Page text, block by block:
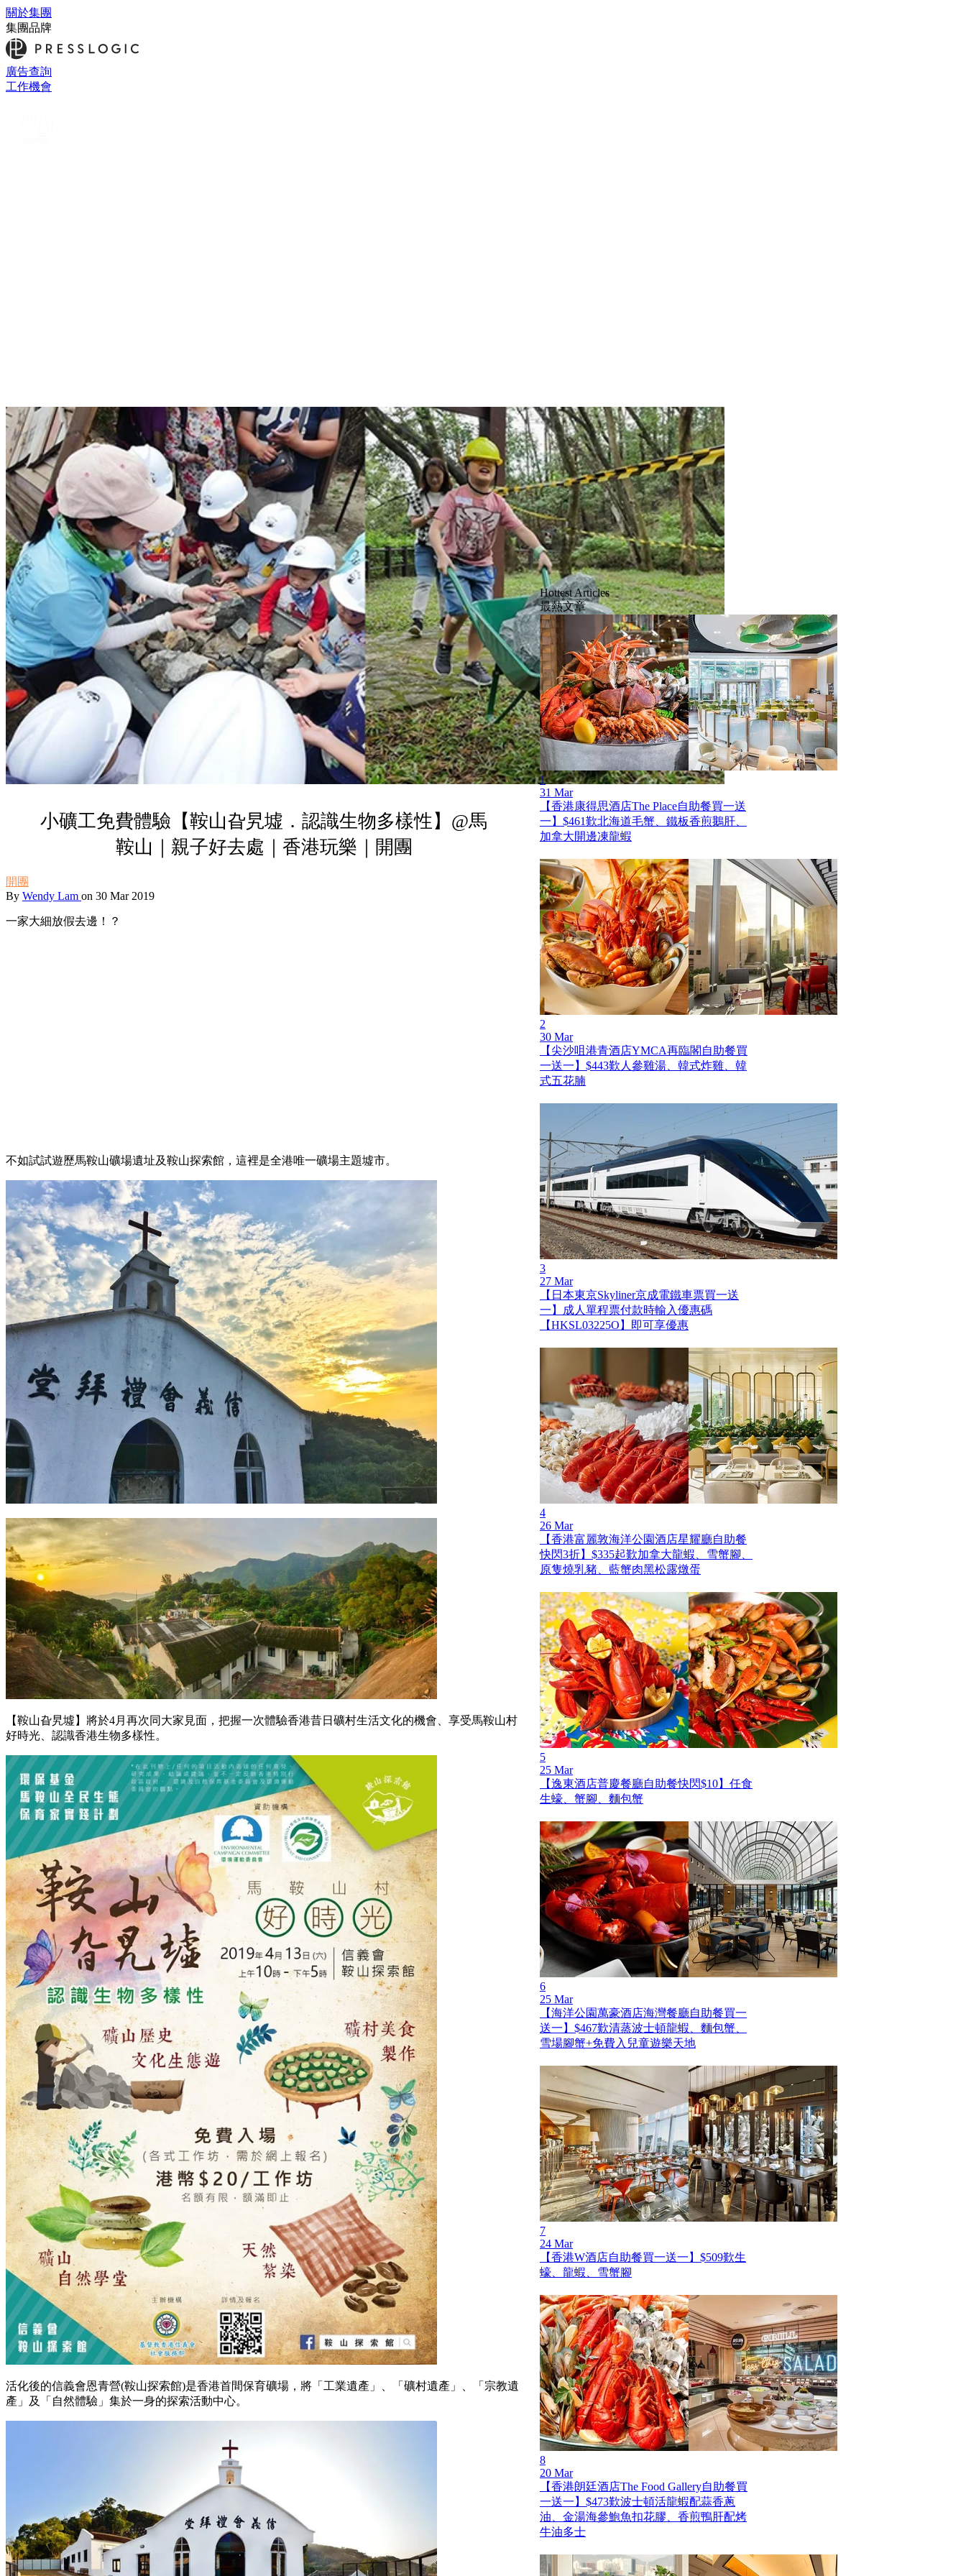
關於集團
集團品牌
廣告查詢
工作機會
小礦工免費體驗【鞍山旮旯墟．認識生物多樣性】@馬
鞍山｜親子好去處｜香港玩樂｜開團
開團
By Wendy Lam on 30 Mar 2019
一家大細放假去邊！？
不如試試遊歷馬鞍山礦場遺址及鞍山探索館，這裡是全港唯一礦場主題墟市。
【鞍山旮旯墟】將於4月再次同大家見面，把握一次體驗香港昔日礦村生活文化的機會、享受馬鞍山村
好時光、認識香港生物多樣性。
活化後的信義會恩青營(鞍山探索館)是香港首間保育礦場，將「工業遺產」、「礦村遺產」、「宗教遺
產」及「自然體驗」集於一身的探索活動中心。
Hottest Articles
最熱文章
1
31 Mar
【香港康得思酒店The Place自助餐買一送
一】$461歎北海道毛蟹、鐵板香煎鵝肝、
加拿大開邊凍龍蝦
2
30 Mar
【尖沙咀港青酒店YMCA再臨閣自助餐買
一送一】$443歎人參雞湯、韓式炸雞、韓
式五花腩
3
27 Mar
【日本東京Skyliner京成電鐵車票買一送
一】成人單程票付款時輸入優惠碼
【HKSL03225O】即可享優惠
4
26 Mar
【香港富麗敦海洋公園酒店星耀廳自助餐
快閃3折】$335起歎加拿大龍蝦、雪蟹腳、
原隻燒乳豬、藍蟹肉黑松露燉蛋
5
25 Mar
【逸東酒店普慶餐廳自助餐快閃$10】任食
生蠔、蟹腳、麵包蟹
6
25 Mar
【海洋公園萬豪酒店海灣餐廳自助餐買一
送一】$467歎清蒸波士頓龍蝦、麵包蟹、
雪場腳蟹+免費入兒童遊樂天地
7
24 Mar
【香港W酒店自助餐買一送一】$509歎生
蠔、龍蝦、雪蟹腳
8
20 Mar
【香港朗廷酒店The Food Gallery自助餐買
一送一】$473歎波士頓活龍蝦配蒜香蔥
油、金湯海參鮑魚扣花膠、香煎鴨肝配烤
牛油多士